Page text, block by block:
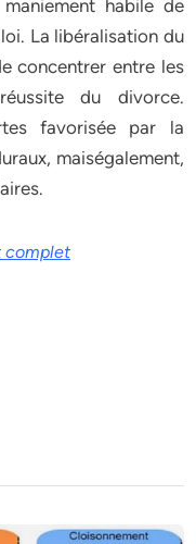
habile de
La libéralisation du
concentrer entre les
du divorce.
favorisée par la
maiségalement,
complet